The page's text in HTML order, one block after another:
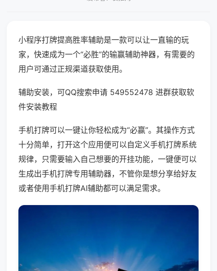
小程序打牌提高胜率辅助是一款可以让一直输的玩
家，快速成为一个“必胜”的输赢辅助神器，有需要的
用户可通过正规渠道获取使用。
辅助安装，可QQ搜索申请 549552478 进群获取软
件安装教程
手机打牌可以一键让你轻松成为“必赢”。其操作方式
十分简单，打开这个应用便可以自定义手机打牌系统
规律，只需要输入自己想要的开挂功能，一键便可以
生成出手机打牌专用辅助器，不管你是想分享给好友
或者使用手机打牌AI辅助都可以满足需求。